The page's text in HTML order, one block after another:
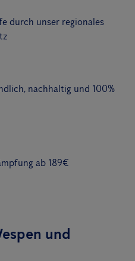
durch unser regionales
nachhaltig und 100%
ab 189€
und